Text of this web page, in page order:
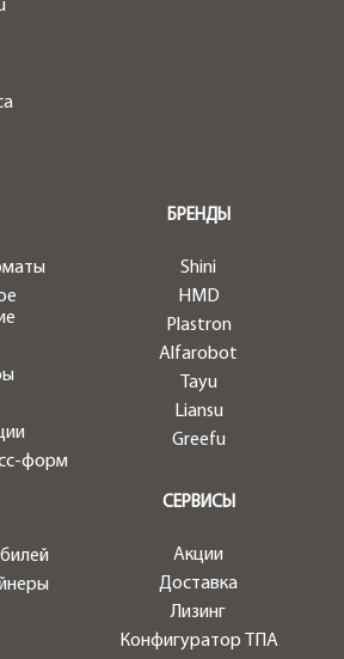
форм
БРЕНДЫ
Shini
HMD
Plastron
Alfarobot
Tayu
Liansu
Greefu
СЕРВИСЫ
Акции
Доставка
Лизинг
Конфигуратор ТПА